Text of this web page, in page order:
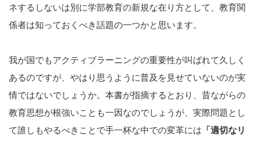
ネするしないは別に学部教育の新規な在り方として、教育関
係者は知っておくべき話題の一つかと思います。
我が国でもアクティブラーニングの重要性が叫ばれて久しく
あるのですが、やはり思うように普及を見せていないのが実
情ではないでしょうか。本書が指摘するとおり、昔ながらの
教育思想が根強いことも一因なのでしょうが、実際問題とし
て誰しもやるべきことで手一杯な中での変革には 「適切なリ